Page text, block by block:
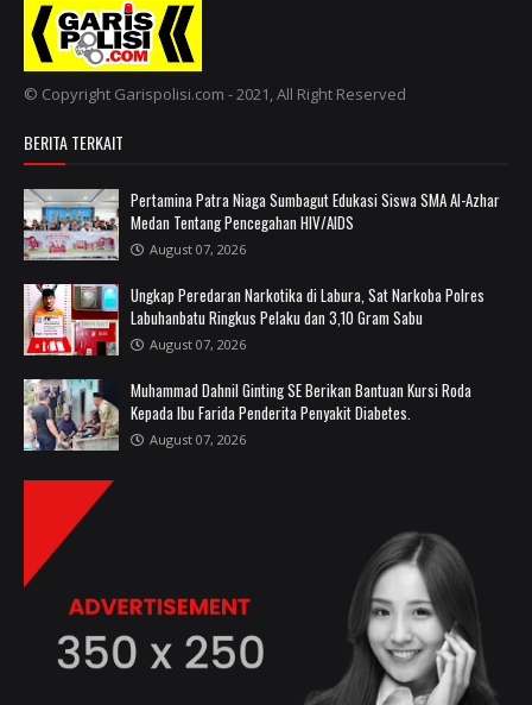
© Copyright Garispolisi.com - 2021, All Right Reserved
BERITA TERKAIT
Pertamina Patra Niaga Sumbagut Edukasi Siswa SMA Al-Azhar
Medan Tentang Pencegahan HIV/AIDS
August 07, 2026
Ungkap Peredaran Narkotika di Labura, Sat Narkoba Polres
Labuhanbatu Ringkus Pelaku dan 3,10 Gram Sabu
August 07, 2026
Muhammad Dahnil Ginting SE Berikan Bantuan Kursi Roda
Kepada Ibu Farida Penderita Penyakit Diabetes.
August 07, 2026